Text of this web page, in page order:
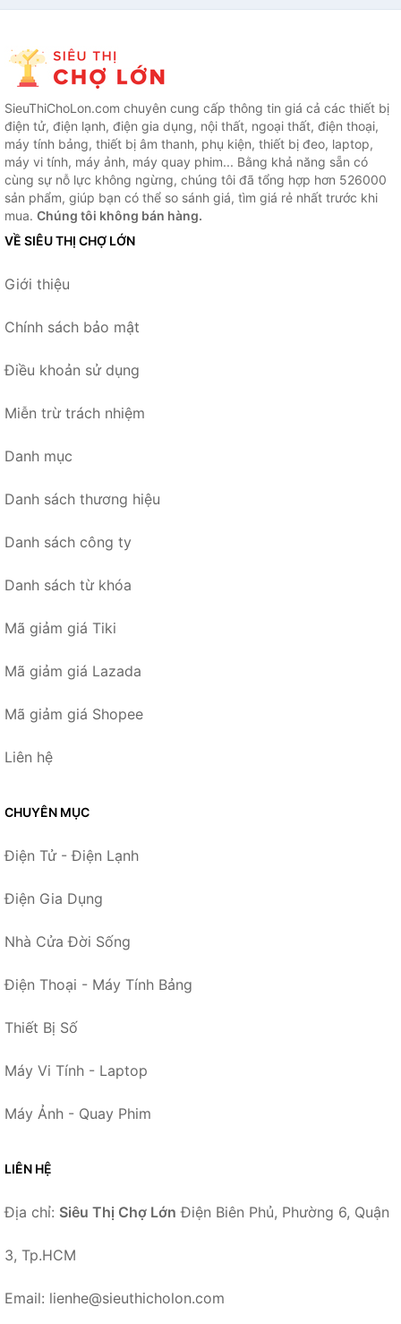
SieuThiChoLon.com chuyên cung cấp thông tin giá cả các thiết bị
điện tử, điện lạnh, điện gia dụng, nội thất, ngoại thất, điện thoại,
máy tính bảng, thiết bị âm thanh, phụ kiện, thiết bị đeo, laptop,
máy vi tính, máy ảnh, máy quay phim... Bằng khả năng sẵn có
cùng sự nỗ lực không ngừng, chúng tôi đã tổng hợp hơn 526000
sản phẩm, giúp bạn có thể so sánh giá, tìm giá rẻ nhất trước khi
mua. Chúng tôi không bán hàng.
VỀ SIÊU THỊ CHỢ LỚN
Giới thiệu
Chính sách bảo mật
Điều khoản sử dụng
Miễn trừ trách nhiệm
Danh mục
Danh sách thương hiệu
Danh sách công ty
Danh sách từ khóa
Mã giảm giá Tiki
Mã giảm giá Lazada
Mã giảm giá Shopee
Liên hệ
CHUYÊN MỤC
Điện Tử - Điện Lạnh
Điện Gia Dụng
Nhà Cửa Đời Sống
Điện Thoại - Máy Tính Bảng
Thiết Bị Số
Máy Vi Tính - Laptop
Máy Ảnh - Quay Phim
LIÊN HỆ
Địa chỉ: Siêu Thị Chợ Lớn Điện Biên Phủ, Phường 6, Quận
3, Tp.HCM
Email: lienhe@sieuthicholon.com